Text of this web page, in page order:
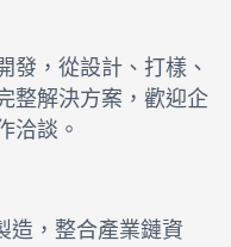
發，從設計、打樣、
整解決方案，歡迎企
洽談。
造，整合產業鏈資